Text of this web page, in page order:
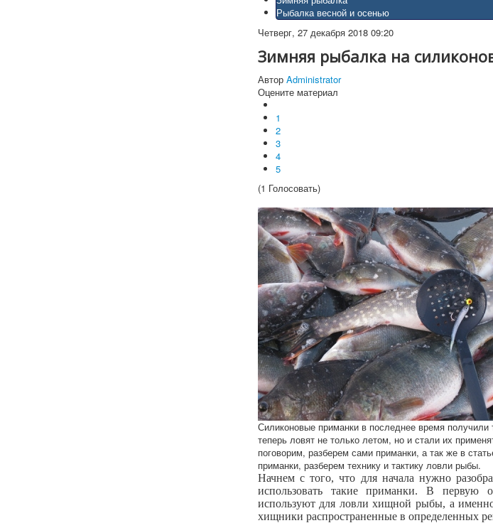
Рыбалка весной и осенью
Четверг, 27 декабря 2018 09:20
Зимняя рыбалка на
Автор Administrator
Оцените материал
1
2
3
4
5
(1 Голосовать)
Силиконовые приманки в последнее время
теперь ловят не только летом, но и стали их
поговорим, разберем сами приманки, а так же в
приманки, разберем технику и тактику ловли рыбы.
Начнем с того, что для начала нужно
использовать такие приманки. В первую
используют для ловли хищной рыбы, а
хищники распространенные в определенных